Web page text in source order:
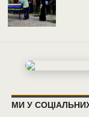
МИ У